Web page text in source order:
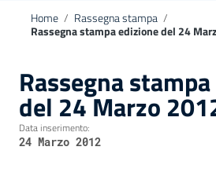
Home / Rassegna stampa /
Rassegna stampa edizione del 24
Rassegna
del 24 Marzo
Data inserimento:
24 Marzo 2012